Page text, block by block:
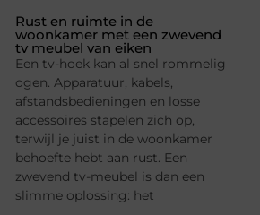
Rust en ruimte in de
woonkamer met een zwevend
tv meubel van eiken
Een tv-hoek kan al snel rommelig
ogen. Apparatuur, kabels,
afstandsbedieningen en losse
accessoires stapelen zich op,
terwijl je juist in de woonkamer
behoefte hebt aan rust. Een
zwevend tv-meubel is dan een
slimme oplossing: het